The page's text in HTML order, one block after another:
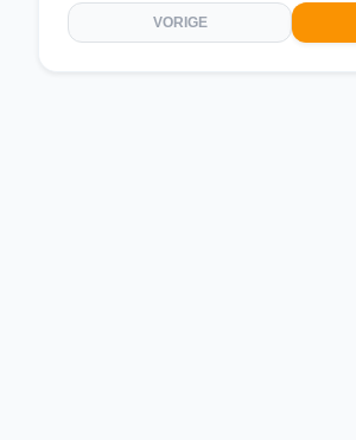
VORIGE